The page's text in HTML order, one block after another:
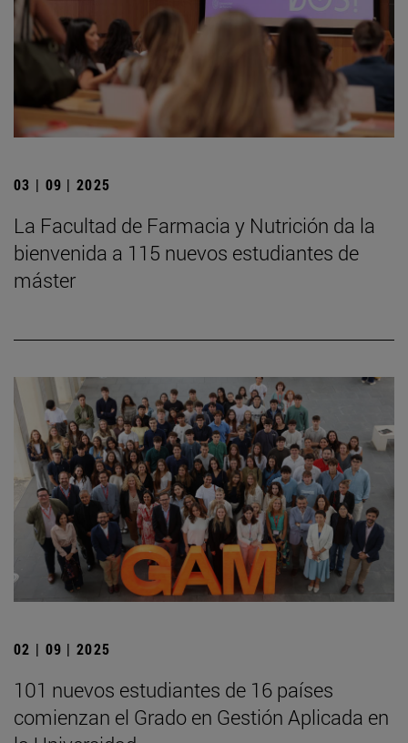
03 | 09 | 2025
La Facultad de Farmacia y Nutrición da la
bienvenida a 115 nuevos estudiantes de
máster
02 | 09 | 2025
101 nuevos estudiantes de 16 países
comienzan el Grado en Gestión Aplicada en